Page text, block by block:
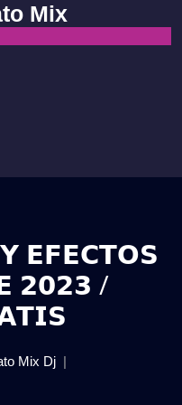
Mix
𝗘𝗙𝗘𝗖𝗧𝗢𝗦
𝟮𝟬𝟮𝟯 /
Mix Dj𝗣𝗔𝗖𝗞
|